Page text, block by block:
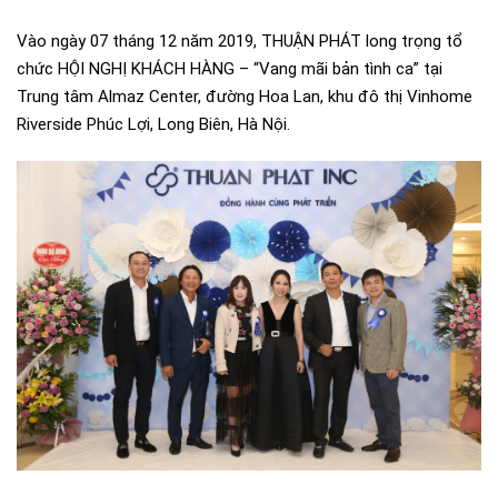
Vào ngày 07 tháng 12 năm 2019, THUẬN PHÁT long trọng tổ
chức HỘI NGHỊ KHÁCH HÀNG – “Vang mãi bản tình ca” tại
Trung tâm Almaz Center, đường Hoa Lan, khu đô thị Vinhome
Riverside Phúc Lợi, Long Biên, Hà Nội.